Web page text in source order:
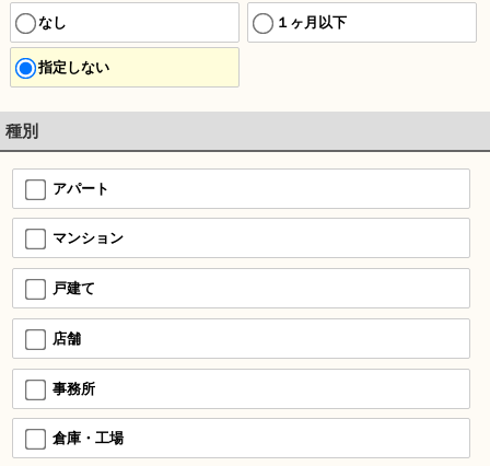
なし １ヶ月以下
指定しない
種別
アパート
マンション
戸建て
店舗
事務所
倉庫・工場